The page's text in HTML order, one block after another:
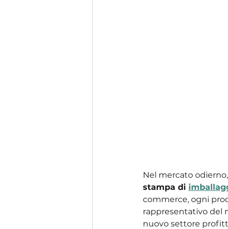
Nel mercato
stampa di
commerce, ogni
rappresentativo del
nuovo settore